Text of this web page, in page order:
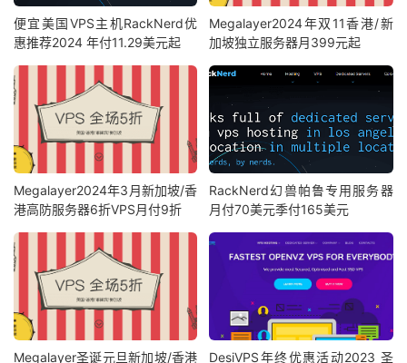
便宜美国VPS主机RackNerd优
惠推荐2024 年付11.29美元起
Megalayer2024年双11香港/新
加坡独立服务器月399元起
Megalayer2024年3月新加坡/香
港高防服务器6折VPS月付9折
RackNerd幻兽帕鲁专用服务器
月付70美元季付165美元
Megalayer圣诞元旦新加坡/香港 DesiVPS年终优惠活动2023 圣